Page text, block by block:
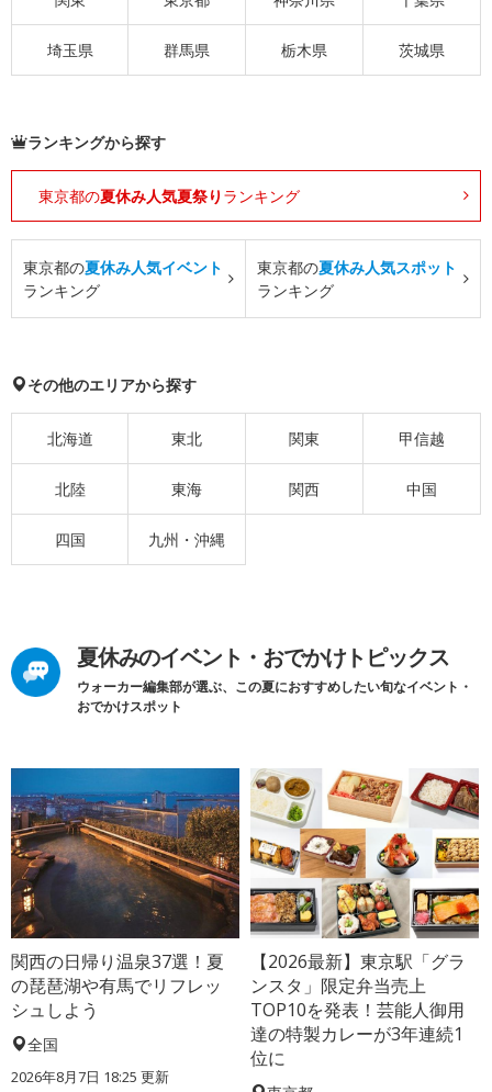
埼玉県 群馬県 栃木県 茨城県
ランキングから探す
東京都の夏休み人気夏祭り ランキング
東京都の夏休み人気イベント
ランキング
東京都の夏休み人気スポット
ランキング
その他のエリアから探す
北海道 東北 関東 甲信越
北陸 東海 関西 中国
四国 九州・沖縄
夏休みのイベント・おでかけトピックス
ウォーカー編集部が選ぶ、この夏におすすめしたい旬なイベント・
おでかけスポット
関西の日帰り温泉37選！夏
の琵琶湖や有馬でリフレッ
シュしよう
全国
2026年8月7日 18:25 更新
【2026最新】東京駅「グラ
ンスタ」限定弁当売上
TOP10を発表！芸能人御用
達の特製カレーが3年連続1
位に